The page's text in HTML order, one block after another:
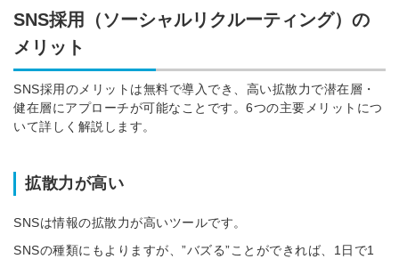
SNS採用（ソーシャルリクルーティング）の
メリット
SNS採用のメリットは無料で導入でき、高い拡散力で潜在層・
健在層にアプローチが可能なことです。 6つの主要メリットにつ
いて詳しく解説します。
拡散力が高い
SNSは情報の拡散力が高いツールです。
SNSの種類にもよりますが、”バズる”ことができれば、1日で1